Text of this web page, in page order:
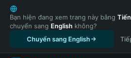
English
日本語
Tiếng Việt
Русский
Español (Latinoamérica)
Bạn hiện đang xem trang này bằng
chuyển sang English không?
Chuyển sang English